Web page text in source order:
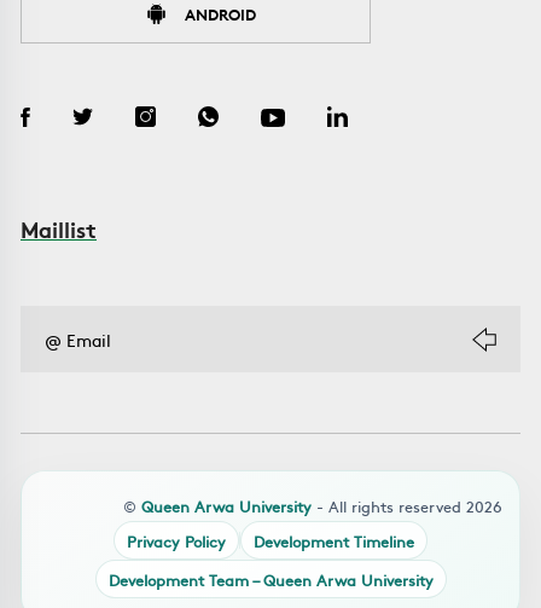
ANDROID
Maillist
© Queen Arwa University - All rights reserved 2026
Privacy Policy
Development Timeline
Development Team – Queen Arwa University